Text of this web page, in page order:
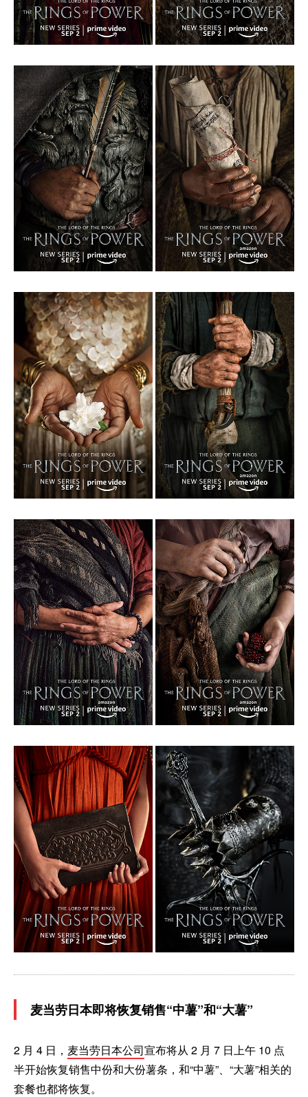
麦当劳日本即将恢复销售“中薯”和“大薯”
2 月 4 日， 麦当劳日本公司宣布将从 2 月 7 日上午 10 点
半开始恢复销售中份和大份薯条，和“中薯”、“大薯”相关的
套餐也都将恢复。